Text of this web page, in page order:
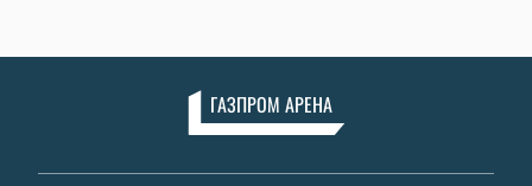
ГАЗПРОМ АРЕНА